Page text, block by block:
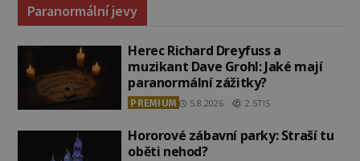
Paranormální jevy
Herec Richard Dreyfuss a
muzikant Dave Grohl: Jaké mají
paranormální zážitky?
PREMIUM 5.8.2026 2.5TIS
Hororové zábavní parky: Straší tu
oběti nehod?